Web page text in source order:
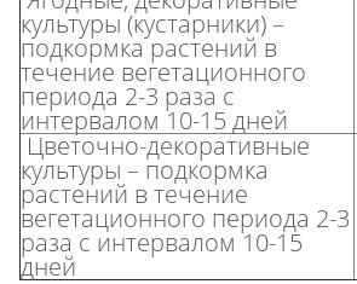
культуры (кустарники) –
подкормка растений в
течение вегетационного
периода 2-3 раза с
интервалом 10-15 дней
Цветочно-декоративные
культуры – подкормка
растений в течение
вегетационного периода 2-3
раза с интервалом 10-15
дней